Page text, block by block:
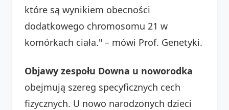
które są wynikiem obecności
dodatkowego chromosomu 21 w
komórkach ciała." – mówi Prof. Genetyki.
Objawy zespołu Downa u noworodka
obejmują szereg specyficznych cech
fizycznych. U nowo narodzonych dzieci